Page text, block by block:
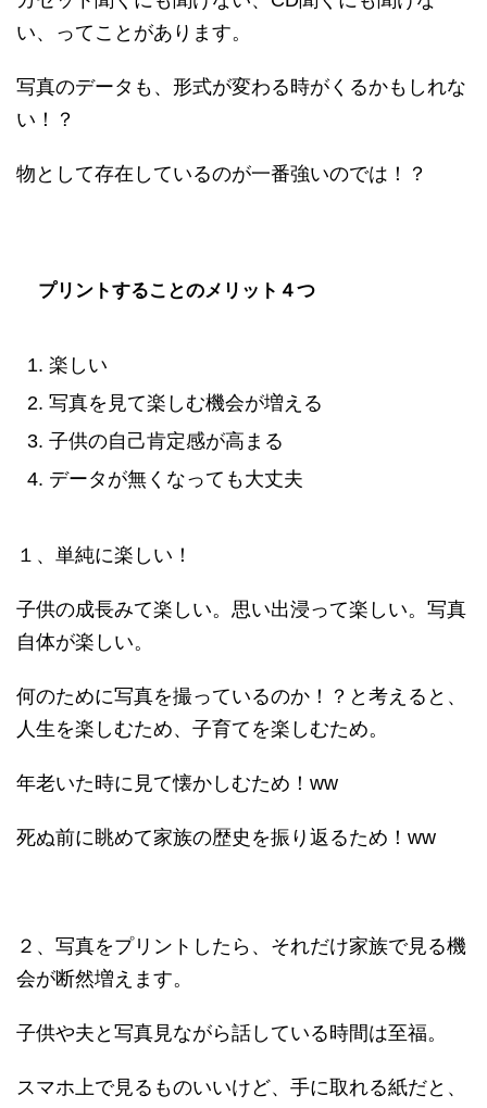
い、ってことがあります。
写真のデータも、形式が変わる時がくるかもしれな
い！？
物として存在しているのが一番強いのでは！？
プリントすることのメリット４つ
楽しい
写真を見て楽しむ機会が増える
子供の自己肯定感が高まる
データが無くなっても大丈夫
１、単純に楽しい！
子供の成長みて楽しい。思い出浸って楽しい。写真
自体が楽しい。
何のために写真を撮っているのか！？と考えると、
人生を楽しむため、子育てを楽しむため。
年老いた時に見て懐かしむため！ww
死ぬ前に眺めて家族の歴史を振り返るため！ww
２、写真をプリントしたら、それだけ家族で見る機
会が断然増えます。
子供や夫と写真見ながら話している時間は至福。
スマホ上で見るものいいけど、手に取れる紙だと、